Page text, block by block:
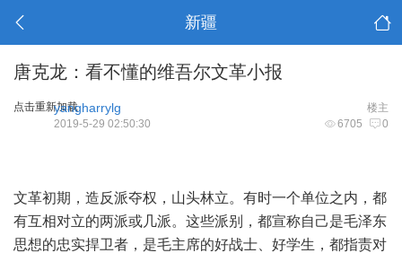
新疆
唐克龙：看不懂的维吾尔文革小报
点击重新加载 楼主
yangharrylg
6705 0
2019-5-29 02:50:30
文革初期，造反派夺权，山头林立。有时一个单位之内，都
有互相对立的两派或几派。这些派别，都宣称自己是毛泽东
思想的忠实捍卫者，是毛主席的好战士、好学生，都指责对